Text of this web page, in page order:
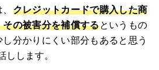
クレジットカードで購入した商
の被害分を補償するというもの
分かりにくい部分もあると思う
しします。